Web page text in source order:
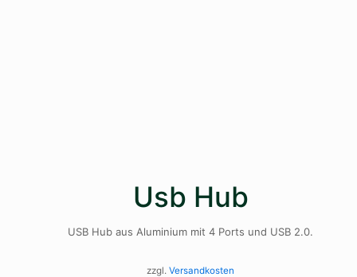
Usb Hub
USB Hub aus Aluminium mit 4 Ports und USB 2.0.
zzgl. Versandkosten